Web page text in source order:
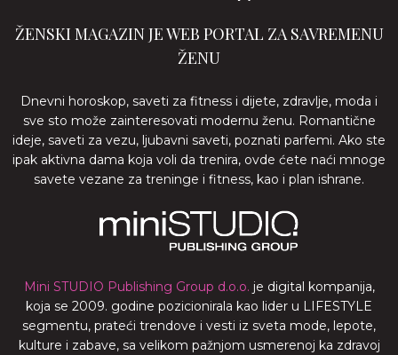
ŽENSKI MAGAZIN JE WEB PORTAL ZA SAVREMENU
ŽENU
Dnevni horoskop, saveti za fitness i dijete, zdravlje, moda i
sve sto može zainteresovati modernu ženu. Romantične
ideje, saveti za vezu, ljubavni saveti, poznati parfemi. Ako ste
ipak aktivna dama koja voli da trenira, ovde ćete naći mnoge
savete vezane za treninge i fitness, kao i plan ishrane.
Mini STUDIO Publishing Group d.o.o. je digital kompanija,
koja se 2009. godine pozicionirala kao lider u LIFESTYLE
segmentu, prateći trendove i vesti iz sveta mode, lepote,
kulture i zabave, sa velikom pažnjom usmerenoj ka zdravoj